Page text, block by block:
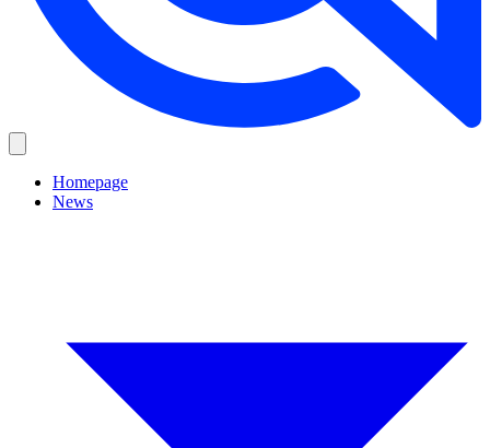
Homepage
News